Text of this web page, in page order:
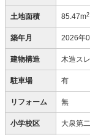
土地面積 85.47m2
築年月 2026年
建物構造 木造ス
駐車場 有
リフォーム 無
小学校区 大泉第